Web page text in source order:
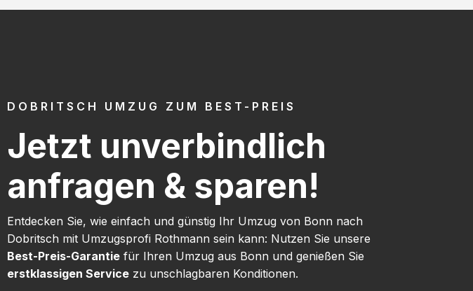
DOBRITSCH UMZUG ZUM BEST-PREIS
Jetzt unverbindlich
anfragen & sparen!
Entdecken Sie, wie einfach und günstig Ihr Umzug von Bonn nach
Dobritsch mit Umzugsprofi Rothmann sein kann: Nutzen Sie unsere
Best-Preis-Garantie für Ihren Umzug aus Bonn und genießen Sie
erstklassigen Service zu unschlagbaren Konditionen.